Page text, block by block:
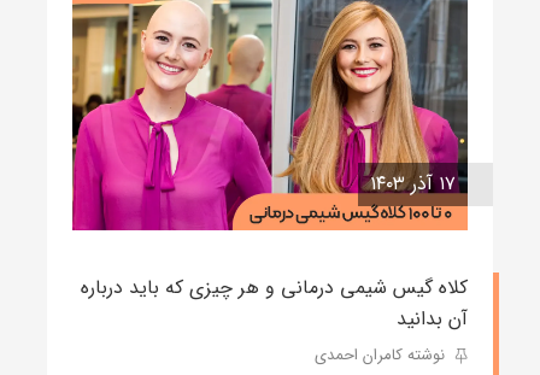
۱۷ آذر ۱۴۰۳
کلاه گیس شیمی درمانی و هر چیزی که باید درباره
آن بدانید
نوشته کامران احمدی